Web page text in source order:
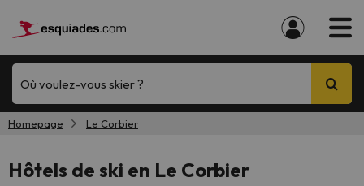
Où voulez-vous skier ?
Homepage Le Corbier
Hôtels de ski en Le Corbier